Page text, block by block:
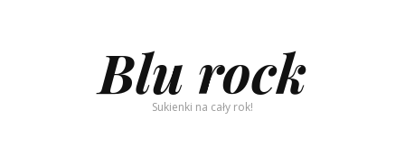
Blu rock
Sukienki na cały rok!